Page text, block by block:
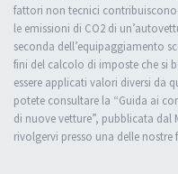
fattori non tecnici
le emissioni di CO2 di
seconda dell’equipaggiamento
fini del calcolo di imposte che si
essere applicati valori diversi da
potete consultare la “Guida ai
di nuove vetture”, pubblicata
rivolgervi presso una delle nostre